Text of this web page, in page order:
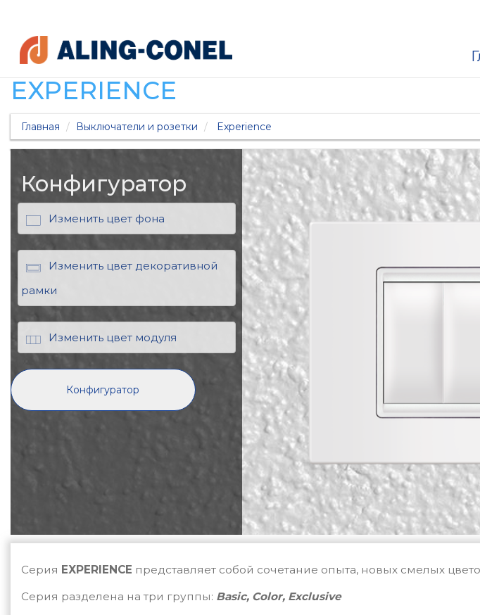
EXPERIENCE
Главная Выключатели и розетки Experience
Конфигуратор
Изменить цвет фона
Изменить цвет декоративной
рамки
Изменить цвет модуля
Конфигуратор
Серия EXPERIENCE представляет собой сочетание опыта, новых смелых
Серия разделена на три группы: Basic, Color, Exclusive